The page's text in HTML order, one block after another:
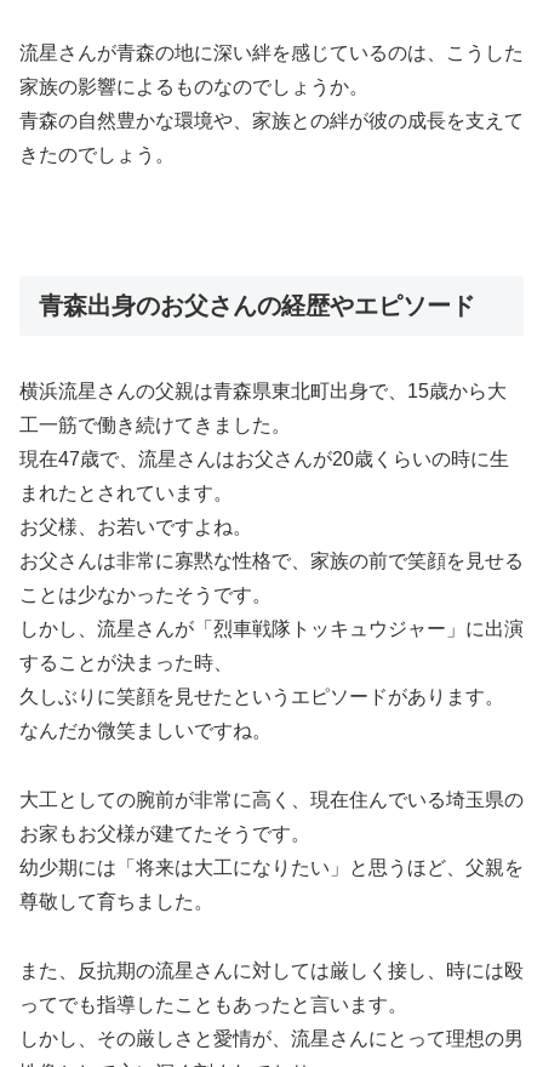
流星さんが青森の地に深い絆を感じているのは、こうした
家族の影響によるものなのでしょうか。
青森の自然豊かな環境や、家族との絆が彼の成長を支えて
きたのでしょう。
青森出身のお父さんの経歴やエピソード
横浜流星さんの父親は青森県東北町出身で、15歳から大
工一筋で働き続けてきました。
現在47歳で、流星さんはお父さんが20歳くらいの時に生
まれたとされています。
お父様、お若いですよね。
お父さんは非常に寡黙な性格で、家族の前で笑顔を見せる
ことは少なかったそうです。
しかし、流星さんが「烈車戦隊トッキュウジャー」に出演
することが決まった時、
久しぶりに笑顔を見せたというエピソードがあります。
なんだか微笑ましいですね。
大工としての腕前が非常に高く、現在住んでいる埼玉県の
お家もお父様が建てたそうです。
幼少期には「将来は大工になりたい」と思うほど、父親を
尊敬して育ちました。
また、反抗期の流星さんに対しては厳しく接し、時には殴
ってでも指導したこともあったと言います。
しかし、その厳しさと愛情が、流星さんにとって理想の男